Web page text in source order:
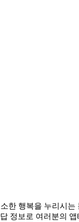
한 행복을 누리시
정보로 여러분의